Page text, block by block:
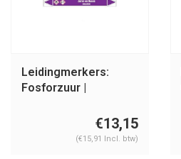
Leidingmerkers:
Fosforzuur |
€13,15
(€15,91 Incl. btw)